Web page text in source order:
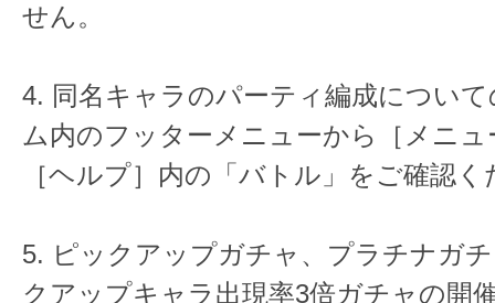
せん。
4. 同名キャラのパーティ編成につい
ム内のフッターメニューから［メニュ
［ヘルプ］内の「バトル」をご確認く
5. ピックアップガチャ、プラチナガ
クアップキャラ出現率3倍ガチャの開